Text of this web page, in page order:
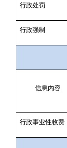
行政处罚
行政强制
信息内容
行政事业性收费